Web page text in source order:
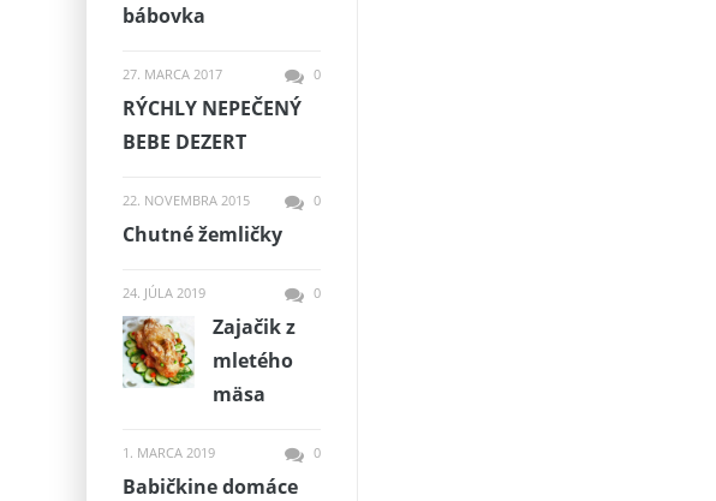
bábovka
27. MARCA 2017 0
RÝCHLY NEPEČENÝ
BEBE DEZERT
22. NOVEMBRA 2015 0
Chutné žemličky
24. JÚLA 2019 0
Zajačik z
mletého
mäsa
1. MARCA 2019 0
Babičkine domáce